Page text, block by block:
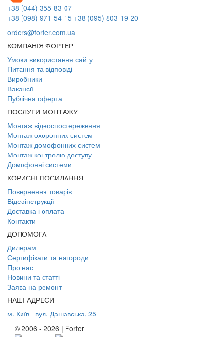
+38 (044) 355-83-07
+38 (098) 971-54-15 +38 (095) 803-19-20
orders@forter.com.ua
КОМПАНІЯ ФОРТЕР
Умови використання сайту
Питання та відповіді
Виробники
Вакансії
Публічна оферта
ПОСЛУГИ МОНТАЖУ
Монтаж відеоспостереження
Монтаж охоронних систем
Монтаж домофонних систем
Монтаж контролю доступу
Домофонні системи
КОРИСНІ ПОСИЛАННЯ
Повернення товарів
Відеоінструкції
Доставка і оплата
Контакти
ДОПОМОГА
Дилерам
Сертифікати та нагороди
Про нас
Новини та статті
Заява на ремонт
НАШІ АДРЕСИ
м. Київ
вул. Дашавська, 25
© 2006 - 2026 | Forter